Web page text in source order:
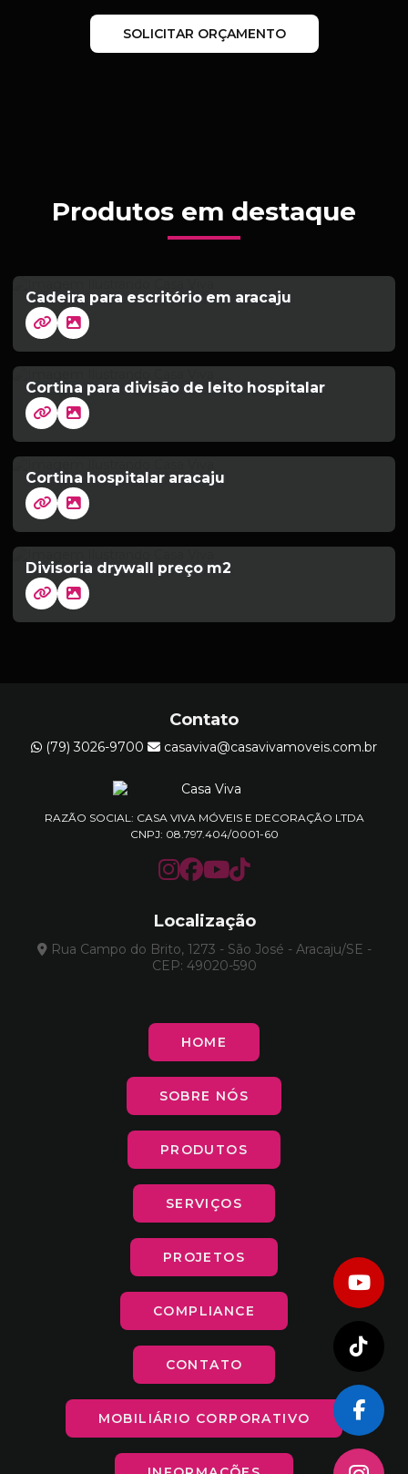
SOLICITAR ORÇAMENTO
Produtos em destaque
Cadeira para escritório em aracaju
Cortina para divisão de leito hospitalar
Cortina hospitalar aracaju
Divisoria drywall preço m2
Contato
(79) 3026-9700 casaviva@casavivamoveis.com.br
RAZÃO SOCIAL: CASA VIVA MÓVEIS E DECORAÇÃO LTDA
CNPJ: 08.797.404/0001-60
Localização
Rua Campo do Brito, 1273 - São José - Aracaju/SE -
CEP: 49020-590
HOME
SOBRE NÓS
PRODUTOS
SERVIÇOS
PROJETOS
COMPLIANCE
CONTATO
MOBILIÁRIO CORPORATIVO